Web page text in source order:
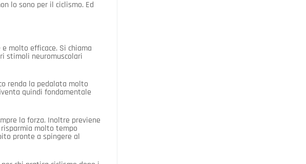
lo sono per il ciclismo. Ed
molto efficace. Si chiama
stimoli neuromuscolari
renda la pedalata molto
quindi fondamentale
la forza. Inoltre previene
molto tempo
pronte a spingere al